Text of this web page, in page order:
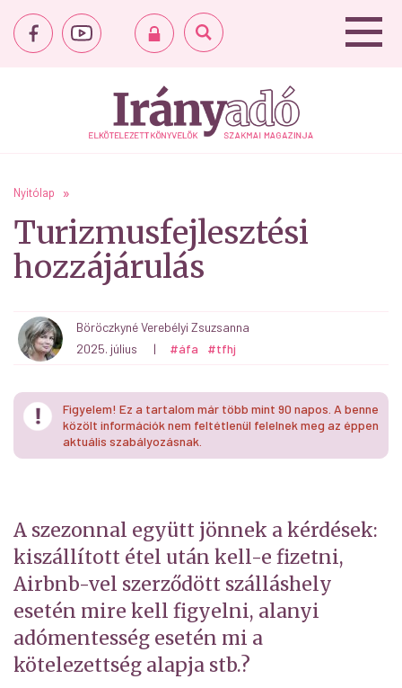
Nyitólap
Turizmusfejlesztési
hozzájárulás
Böröczkyné Verebélyi Zsuzsanna
2025. július
| #áfa #tfhj
Figyelem! Ez a tartalom már több mint 90 napos. A benne
közölt információk nem feltétlenül felelnek meg az éppen
aktuális szabályozásnak.
A szezonnal együtt jönnek a kérdések:
kiszállított étel után kell-e fizetni,
Airbnb-vel szerződött szálláshely
esetén mire kell figyelni, alanyi
adómentesség esetén mi a
kötelezettség alapja stb.?